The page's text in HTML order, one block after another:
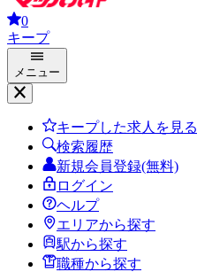
0
キープ
メニュー
キープした求人を見る
検索履歴
新規会員登録(無料)
ログイン
ヘルプ
エリアから探す
駅から探す
職種から探す